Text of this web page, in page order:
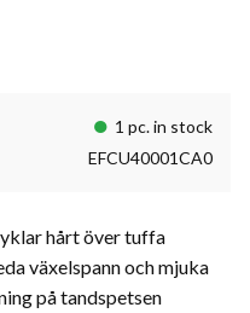
1 pc. in stock
EFCU40001CA0
hårt över tuffa
växelspann och mjuka
på tandspetsen